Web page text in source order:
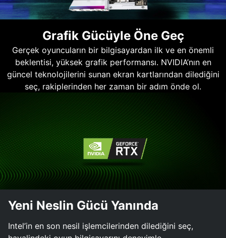
Grafik Gücüyle Öne Geç
Gerçek oyuncuların bir bilgisayardan ilk ve en önemli
beklentisi, yüksek grafik performansı. NVIDIA’nın en
güncel teknolojilerini sunan ekran kartlarından dilediğini
seç, rakiplerinden her zaman bir adım önde ol.
Yeni Neslin Gücü Yanında
Intel’in en son nesil işlemcilerinden dilediğini seç,